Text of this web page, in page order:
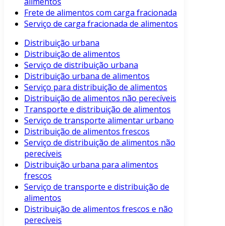
Frete de alimentos com carga fracionada
Serviço de carga fracionada de alimentos
Distribuição urbana
Distribuição de alimentos
Serviço de distribuição urbana
Distribuição urbana de alimentos
Serviço para distribuição de alimentos
Distribuição de alimentos não perecíveis
Transporte e distribuição de alimentos
Serviço de transporte alimentar urbano
Distribuição de alimentos frescos
Serviço de distribuição de alimentos não
perecíveis
Distribuição urbana para alimentos
frescos
Serviço de transporte e distribuição de
alimentos
Distribuição de alimentos frescos e não
perecíveis